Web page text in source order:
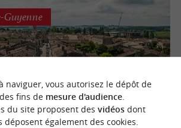
Guyenne
naviguer, vous autorisez le dépôt de
fins de mesure d'audience.
du site proposent des vidéosdont
déposent également des cookies.